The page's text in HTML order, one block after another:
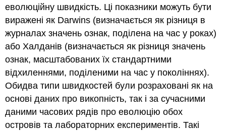
еволюційну швидкість. Ці показники можуть бути
виражені як Darwins (визначається як різниця в
журналах значень ознак, поділена на час у роках)
або Халданів (визначається як різниця значень
ознак, масштабованих їх стандартними
відхиленнями, поділеними на час у поколіннях).
Обидва типи швидкостей були розраховані як на
основі даних про викопність, так і за сучасними
даними часових рядів про еволюцію обох
островів та лабораторних експериментів. Такі